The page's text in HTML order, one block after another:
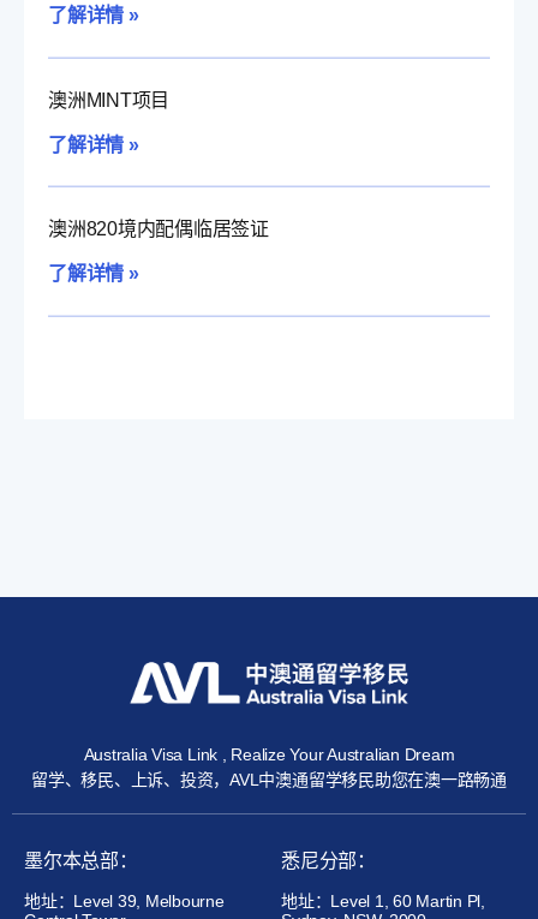
了解详情 »
澳洲MINT项目
了解详情 »
澳洲820境内配偶临居签证
了解详情 »
Australia Visa Link , Realize Your Australian Dream
留学、移民、上诉、投资，AVL中澳通留学移民助您在澳一路畅通
墨尔本总部：
地址：Level 39, Melbourne
悉尼分部：
地址：Level 1, 60 Martin Pl,